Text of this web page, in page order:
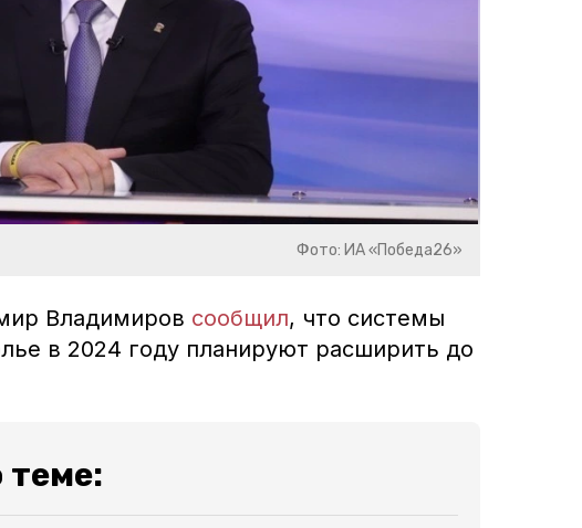
Фото: ИА «Победа26»
Владимиров сообщил, что системы
в 2024 году планируют расширить до